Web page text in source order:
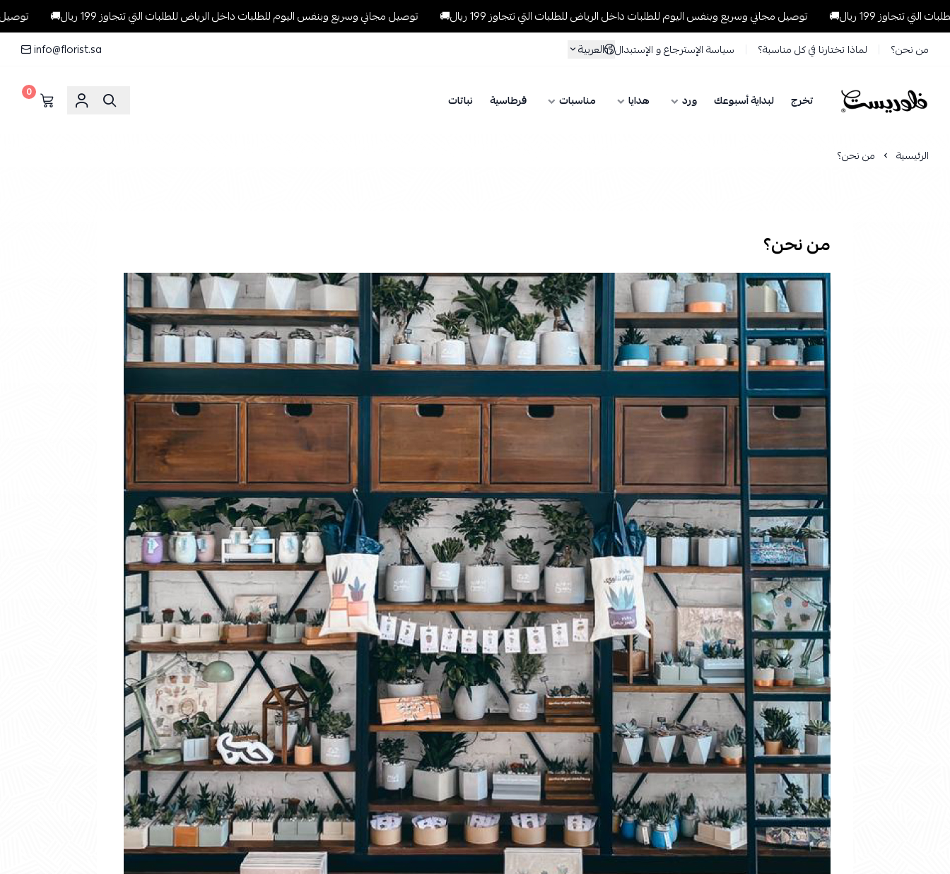
توصيل مجاني وسريع وبنفس اليوم للطلبات داخل الرياض للطلبات التي تتجاوز 199 ريال🚚 توصيل مجاني وسريع وبنفس اليوم للطلبات داخل الرياض للطلبات التي تتجاوز 199 ريال🚚 توصيل مجاني وسريع
من نحن؟ لماذا تختارنا في كل مناسبة؟ سياسة الإسترجاع و الإستبدال العربية info@florist.sa
فلوريست Florist تخرج لبداية أسبوعك ورد هدايا مناسبات قرطاسية نباتات 0
الرئيسية من نحن؟
من نحن؟